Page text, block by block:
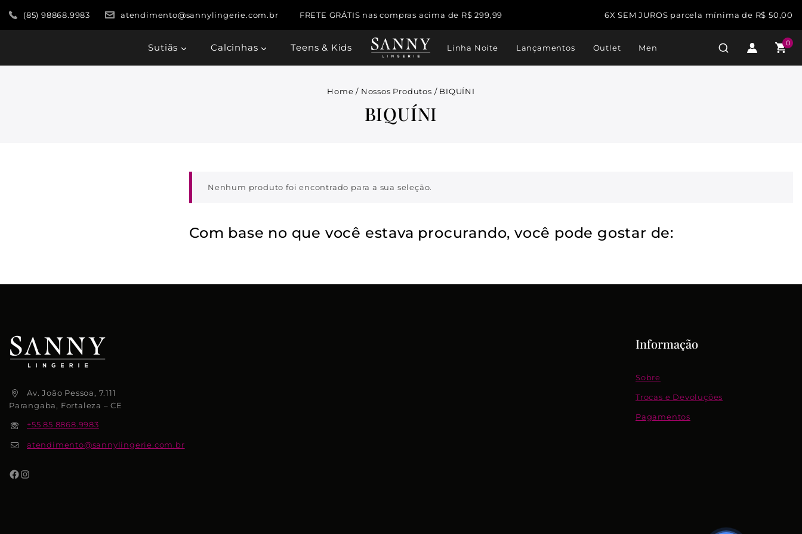
(85) 98868.9983 atendimento@sannylingerie.com.br FRETE GRÁTIS nas compras acima de R$ 299,99 6X SEM JUROS parcela mínima de R$ 50,00
Sutiãs Calcinhas Teens & Kids Linha Noite Lançamentos Outlet Men 0
Home / Nossos Produtos / BIQUÍNI
BIQUÍNI
Nenhum produto foi encontrado para a sua seleção.
Com base no que você estava procurando, você pode gostar de:
Av. João Pessoa, 7.111
Parangaba, Fortaleza – CE
+55 85 8868.9983
atendimento@sannylingerie.com.br
Informação
Sobre
Trocas e Devoluções
Pagamentos